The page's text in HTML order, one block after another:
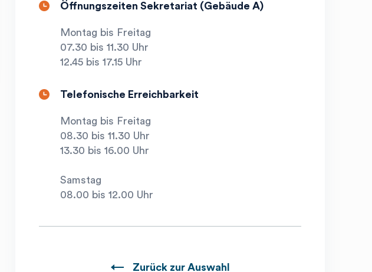
opening_hours Öffnungszeiten Sekretariat (Gebäude A)
Montag bis Freitag
07.30 bis 11.30 Uhr
12.45 bis 17.15 Uhr
opening_hours Telefonische Erreichbarkeit
Montag bis Freitag
08.30 bis 11.30 Uhr
13.30 bis 16.00 Uhr
Samstag
08.00 bis 12.00 Uhr